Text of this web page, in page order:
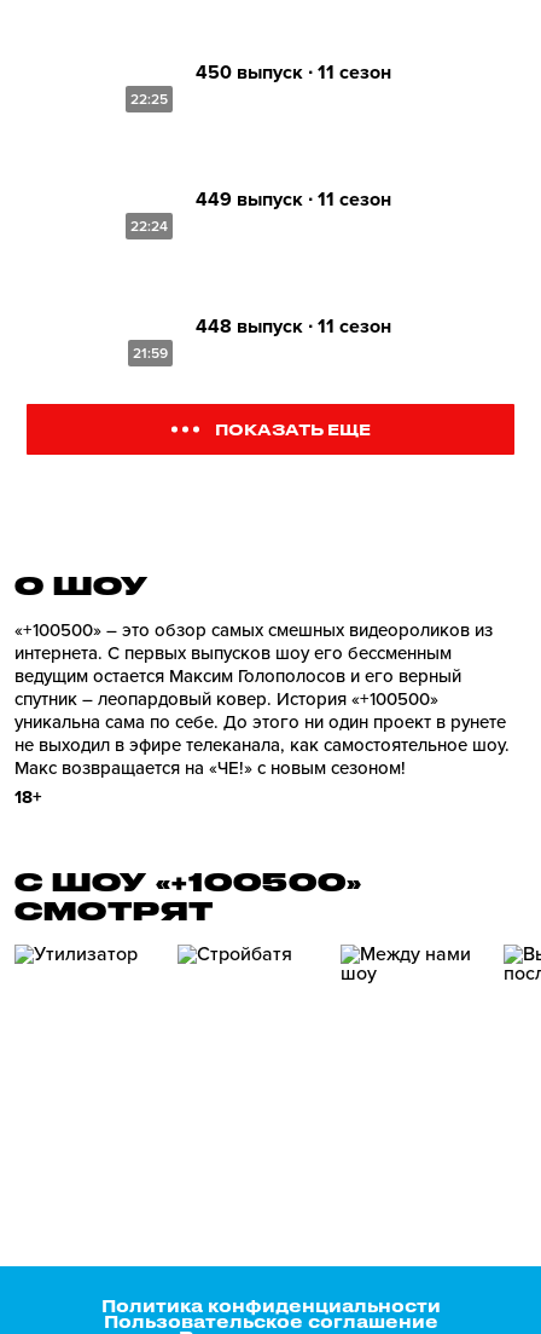
22:25
450 выпуск ∙ 11 сезон
22:24
449 выпуск ∙ 11 сезон
21:59
448 выпуск ∙ 11 сезон
ПОКАЗАТЬ ЕЩЕ
О ШОУ
«+100500» – это обзор самых смешных видеороликов из
интернета. С первых выпусков шоу его бессменным
ведущим остается Максим Голополосов и его верный
спутник – леопардовый ковер. История «+100500»
уникальна сама по себе. До этого ни один проект в рунете
не выходил в эфире телеканала, как самостоятельное шоу.
Макс возвращается на «ЧЕ!» с новым сезоном!
18+
С ШОУ «+100500»
СМОТРЯТ
Политика конфиденциальности
Пользовательское соглашение